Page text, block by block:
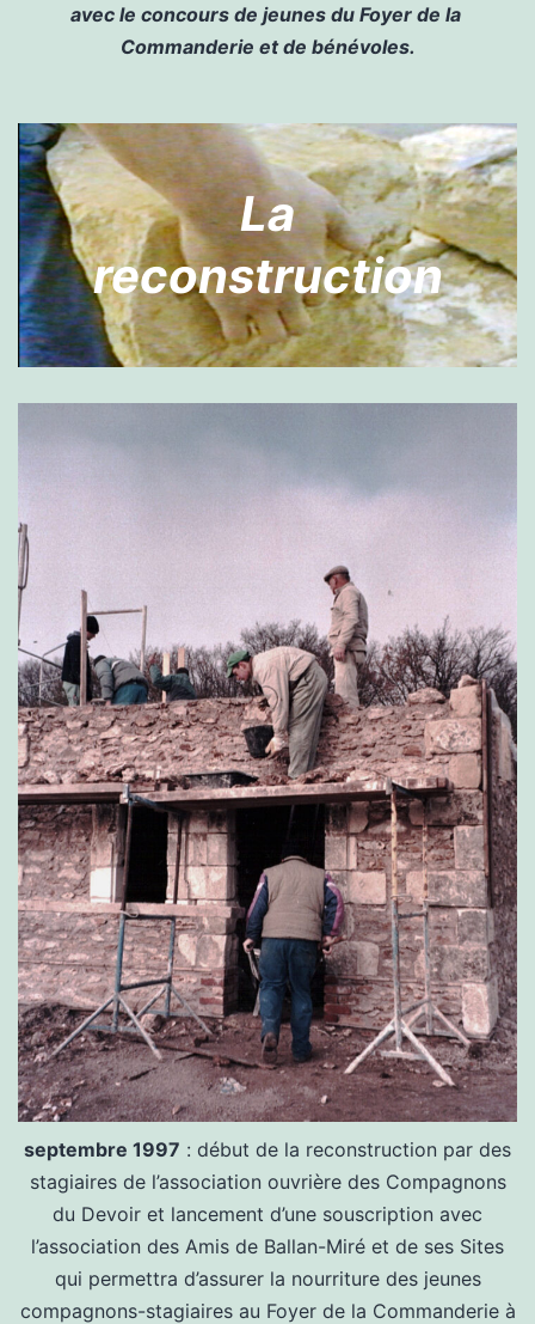
avec le concours de jeunes du Foyer de la
Commanderie et de bénévoles.
La
reconstruction
septembre 1997 : début de la reconstruction par des
stagiaires de l’association ouvrière des Compagnons
du Devoir et lancement d’une souscription avec
l’association des Amis de Ballan-Miré et de ses Sites
qui permettra d’assurer la nourriture des jeunes
compagnons-stagiaires au Foyer de la Commanderie à